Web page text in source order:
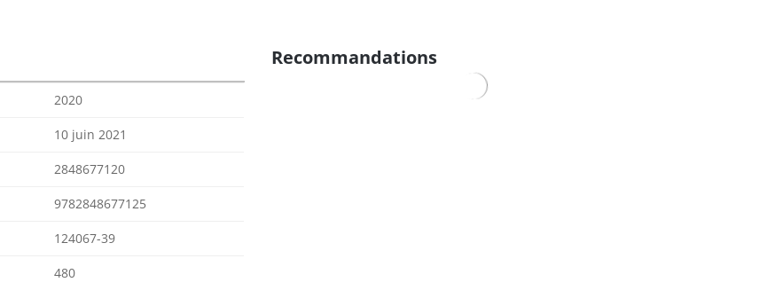
2020
10 juin 2021
2848677120
9782848677125
124067-39
480
Recommandations